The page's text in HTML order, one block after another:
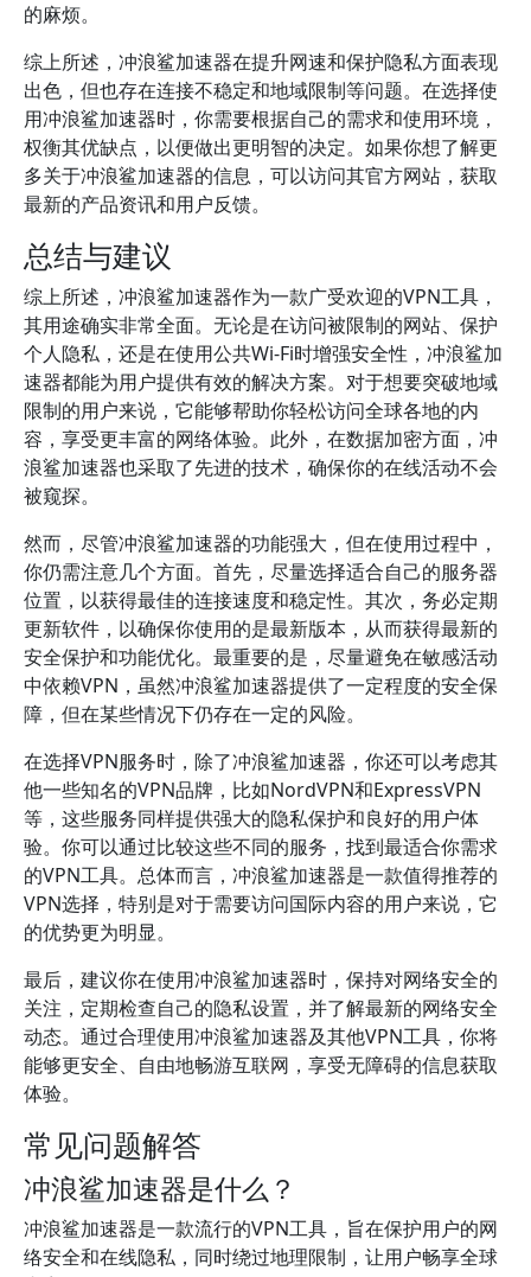
的麻烦。
综上所述，冲浪鲨加速器在提升网速和保护隐私方面表现
出色，但也存在连接不稳定和地域限制等问题。在选择使
用冲浪鲨加速器时，你需要根据自己的需求和使用环境，
权衡其优缺点，以便做出更明智的决定。如果你想了解更
多关于冲浪鲨加速器的信息，可以访问其官方网站，获取
最新的产品资讯和用户反馈。
总结与建议
综上所述，冲浪鲨加速器作为一款广受欢迎的VPN工具，
其用途确实非常全面。无论是在访问被限制的网站、保护
个人隐私，还是在使用公共Wi-Fi时增强安全性，冲浪鲨加
速器都能为用户提供有效的解决方案。对于想要突破地域
限制的用户来说，它能够帮助你轻松访问全球各地的内
容，享受更丰富的网络体验。此外，在数据加密方面，冲
浪鲨加速器也采取了先进的技术，确保你的在线活动不会
被窥探。
然而，尽管冲浪鲨加速器的功能强大，但在使用过程中，
你仍需注意几个方面。首先，尽量选择适合自己的服务器
位置，以获得最佳的连接速度和稳定性。其次，务必定期
更新软件，以确保你使用的是最新版本，从而获得最新的
安全保护和功能优化。最重要的是，尽量避免在敏感活动
中依赖VPN，虽然冲浪鲨加速器提供了一定程度的安全保
障，但在某些情况下仍存在一定的风险。
在选择VPN服务时，除了冲浪鲨加速器，你还可以考虑其
他一些知名的VPN品牌，比如NordVPN和ExpressVPN
等，这些服务同样提供强大的隐私保护和良好的用户体
验。你可以通过比较这些不同的服务，找到最适合你需求
的VPN工具。总体而言，冲浪鲨加速器是一款值得推荐的
VPN选择，特别是对于需要访问国际内容的用户来说，它
的优势更为明显。
最后，建议你在使用冲浪鲨加速器时，保持对网络安全的
关注，定期检查自己的隐私设置，并了解最新的网络安全
动态。通过合理使用冲浪鲨加速器及其他VPN工具，你将
能够更安全、自由地畅游互联网，享受无障碍的信息获取
体验。
常见问题解答
冲浪鲨加速器是什么？
冲浪鲨加速器是一款流行的VPN工具，旨在保护用户的网
络安全和在线隐私，同时绕过地理限制，让用户畅享全球